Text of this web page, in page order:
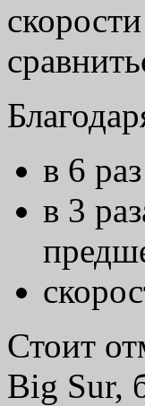
в 6
в 3
Стоит
Big Sur,